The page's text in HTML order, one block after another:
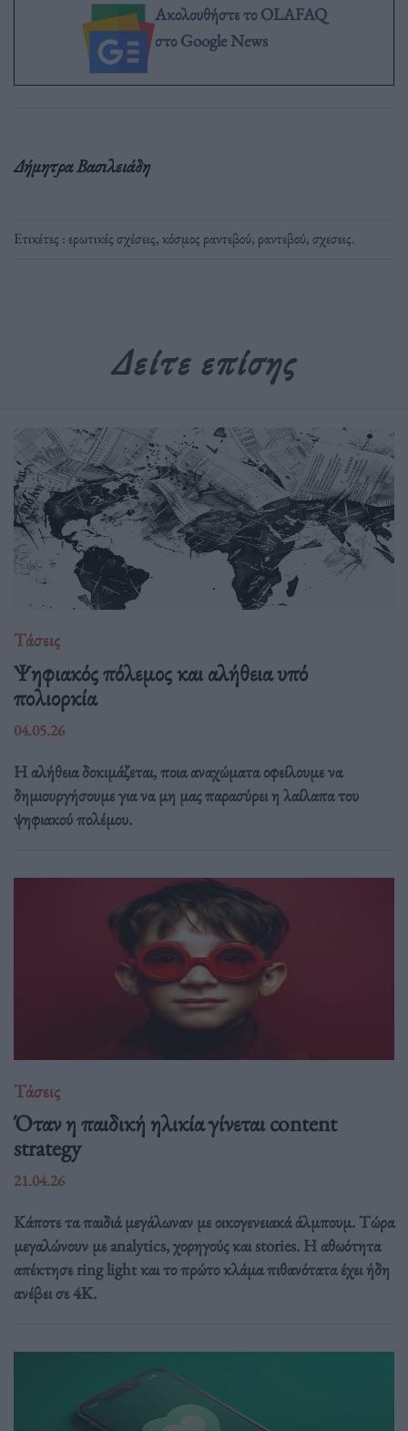
Ακολουθήστε το OLAFAQ
στο Google News
Δήμητρα Βασιλειάδη
Ετικέτες : ερωτικές σχέσεις,κόσμος ραντεβού, ραντεβού,σχεσεις.
Δείτε επίσης
Τάσεις
Ψηφιακός πόλεμος και αλήθεια υπό
πολιορκία
04.05.26
Η αλήθεια δοκιμάζεται, ποια αναχώματα οφείλουμε να
δημιουργήσουμε για να μη μας παρασύρει η λαίλαπα του
ψηφιακού πολέμου.
Τάσεις
Όταν η παιδική ηλικία γίνεται content
strategy
21.04.26
Κάποτε τα παιδιά μεγάλωναν με οικογενειακά άλμπουμ. Τώρα
μεγαλώνουν με analytics, χορηγούς και stories. Η αθωότητα
απέκτησε ring light και το πρώτο κλάμα πιθανότατα έχει ήδη
ανέβει σε 4K.